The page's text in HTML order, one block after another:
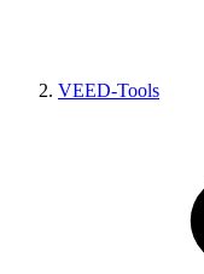
VEED-Tools